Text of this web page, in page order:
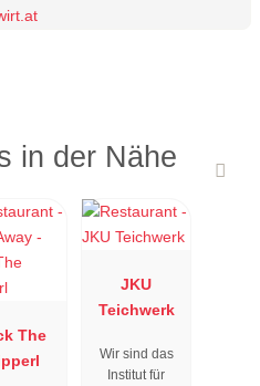
in der Nähe
The
JKU
Teichwerk
Wir sind das
Institut für